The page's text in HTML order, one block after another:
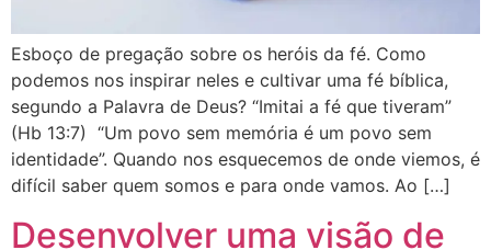
Esboço de pregação sobre os heróis da fé. Como
podemos nos inspirar neles e cultivar uma fé bíblica,
segundo a Palavra de Deus? “Imitai a fé que tiveram”
(Hb 13:7) “Um povo sem memória é um povo sem
identidade”. Quando nos esquecemos de onde viemos, é
difícil saber quem somos e para onde vamos. Ao […]
Desenvolver uma visão de